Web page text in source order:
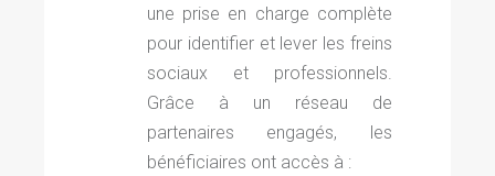
une prise en charge complète
pour identifier et lever les freins
sociaux et professionnels.
Grâce à un réseau de
partenaires engagés, les
bénéficiaires ont accès à :